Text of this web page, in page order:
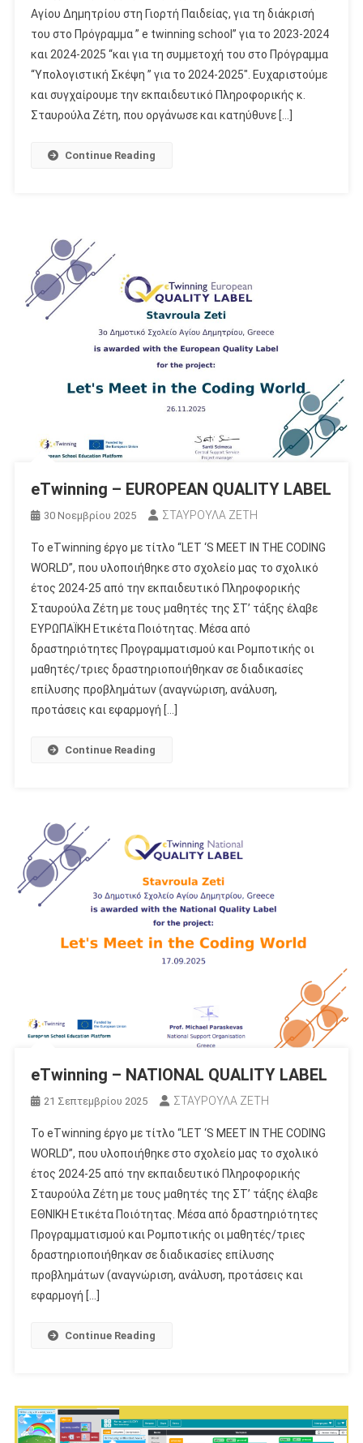
Αγίου Δημητρίου στη Γιορτή Παιδείας, για τη διάκρισή
του στο Πρόγραμμα ” e twinning school” για το 2023-2024
και 2024-2025 “και για τη συμμετοχή του στο Πρόγραμμα
“Υπολογιστική Σκέψη ” για το 2024-2025″. Ευχαριστούμε
και συγχαίρουμε την εκπαιδευτικό Πληροφορικής κ.
Σταυρούλα Ζέτη, που οργάνωσε και κατηύθυνε […]
Continue Reading
eTwinning – EUROPEAN QUALITY LABEL
30 Νοεμβρίου 2025 ΣΤΑΥΡΟΥΛΑ ΖΕΤΗ
Το eTwinning έργο με τίτλο “LET ‘S MEET IN THE CODING
WORLD”, που υλοποιήθηκε στο σχολείο μας το σχολικό
έτος 2024-25 από την εκπαιδευτικό Πληροφορικής
Σταυρούλα Ζέτη με τους μαθητές της ΣΤ’ τάξης έλαβε
ΕΥΡΩΠΑΪΚΗ Ετικέτα Ποιότητας. Μέσα από
δραστηριότητες Προγραμματισμού και Ρομποτικής οι
μαθητές/τριες δραστηριοποιήθηκαν σε διαδικασίες
επίλυσης προβλημάτων (αναγνώριση, ανάλυση,
προτάσεις και εφαρμογή […]
Continue Reading
eTwinning – NATIONAL QUALITY LABEL
21 Σεπτεμβρίου 2025 ΣΤΑΥΡΟΥΛΑ ΖΕΤΗ
Το eTwinning έργο με τίτλο “LET ‘S MEET IN THE CODING
WORLD”, που υλοποιήθηκε στο σχολείο μας το σχολικό
έτος 2024-25 από την εκπαιδευτικό Πληροφορικής
Σταυρούλα Ζέτη με τους μαθητές της ΣΤ’ τάξης έλαβε
ΕΘΝΙΚΗ Ετικέτα Ποιότητας. Μέσα από δραστηριότητες
Προγραμματισμού και Ρομποτικής οι μαθητές/τριες
δραστηριοποιήθηκαν σε διαδικασίες επίλυσης
προβλημάτων (αναγνώριση, ανάλυση, προτάσεις και
εφαρμογή […]
Continue Reading